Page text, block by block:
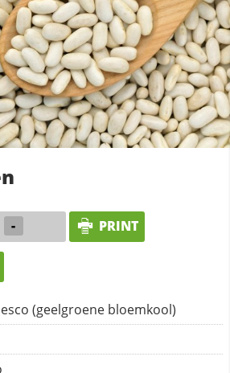
- PRINT
(geelgroene bloemkool)